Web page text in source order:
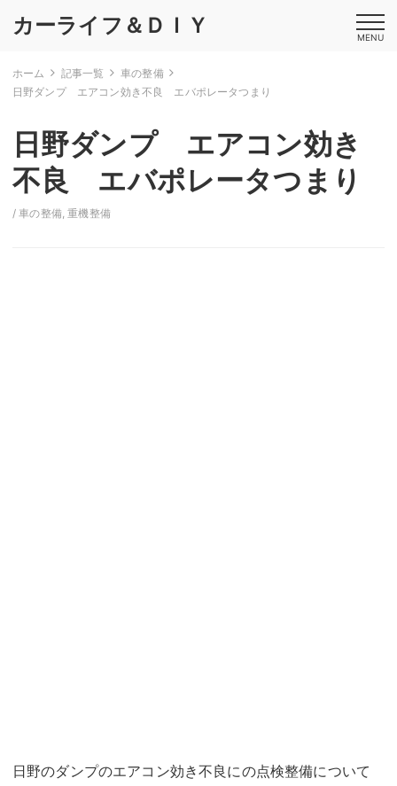
カーライフ＆ＤＩＹ MENU
ホーム 記事一覧
車の整備
日野ダンプ エアコン効き不良 エバポレータつまり
日野ダンプ エアコン効き
不良 エバポレータつまり
/車の整備,重機整備
日野のダンプのエアコン効き不良にの点検整備について